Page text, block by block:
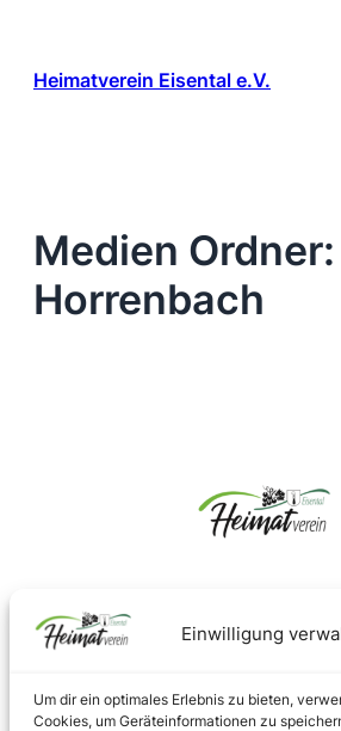
Einwilligung
Um dir ein optimales Erlebnis zu bieten,
Cookies, um Geräteinformationen zu
springen
Heimatverein Eisental e.V.
Medien Ordner:
Horrenbach
Impressum–